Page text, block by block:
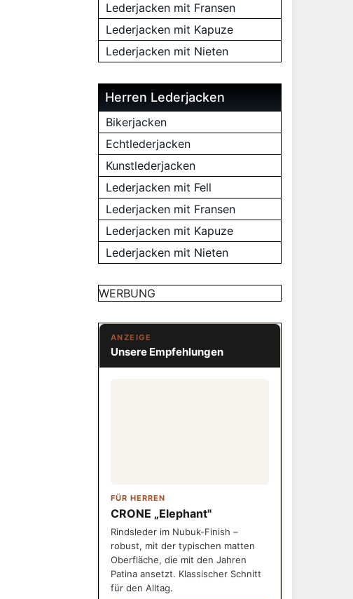
Lederjacken mit Fransen
Lederjacken mit Kapuze
Lederjacken mit Nieten
Herren Lederjacken
Bikerjacken
Echtlederjacken
Kunstlederjacken
Lederjacken mit Fell
Lederjacken mit Fransen
Lederjacken mit Kapuze
Lederjacken mit Nieten
WERBUNG
ANZEIGE
Unsere Empfehlungen
FÜR HERREN
CRONE „Elephant"
Rindsleder im Nubuk-Finish –
robust, mit der typischen matten
Oberfläche, die mit den Jahren
Patina ansetzt. Klassischer Schnitt
für den Alltag.